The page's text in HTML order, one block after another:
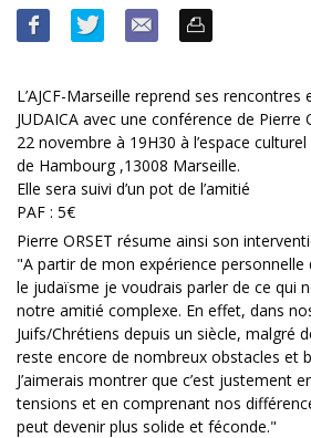
L’AJCF-Marseille reprend ses
JUDAICA avec une conférence de Pierre
22 novembre à 19H30 à l’espace
de Hambourg ,13008 Marseille.
Elle sera suivi d’un pot de l’amitié
PAF : 5€
Pierre ORSET résume ainsi son
"A partir de mon expérience
le judaïsme je voudrais parler de ce qui
notre amitié complexe. En effet, dans
Juifs/Chrétiens depuis un siècle, malgré
reste encore de nombreux obstacles et
J’aimerais montrer que c’est justement
tensions et en comprenant nos
peut devenir plus solide et féconde."